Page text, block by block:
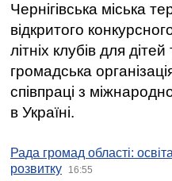
Чернігівська міська
відкритого
літніх клубів для
громадська
співпраці з
в Україні.
Рада громад області:
розвитку
16:55